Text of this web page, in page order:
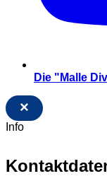
Die "Malle
×
Info